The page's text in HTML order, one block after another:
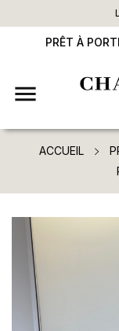
PRÊT À

ACCUEIL